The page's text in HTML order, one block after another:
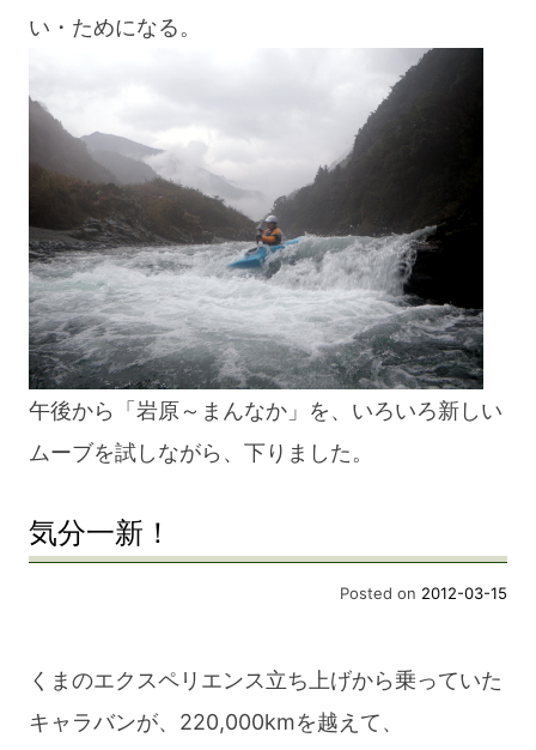
い・ためになる。
午後から「岩原～まんなか」を、いろいろ新しい
ムーブを試しながら、下りました。
気分一新！
Posted on 2012-03-15
くまのエクスペリエンス立ち上げから乗っていた
キャラバンが、220,000kmを越えて、